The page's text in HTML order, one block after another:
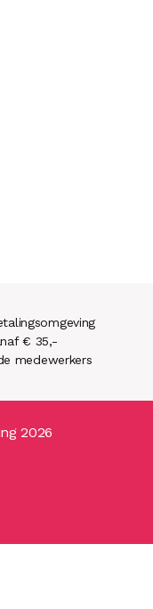
€ 35,-
medewerkers
2026